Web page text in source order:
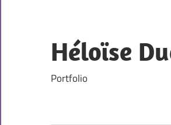
content
Héloïse
Portfolio